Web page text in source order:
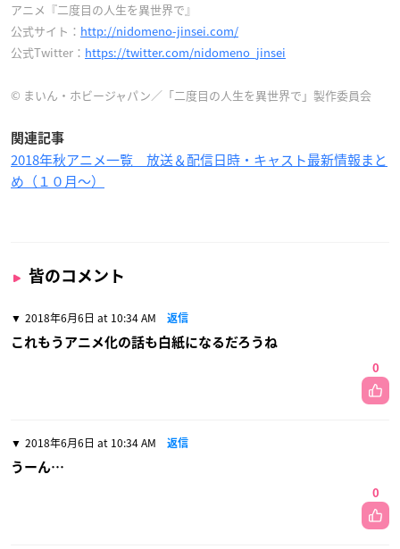
アニメ『二度目の人生を異世界で』
公式サイト： http://nidomeno-jinsei.com/
公式Twitter： https://twitter.com/nidomeno_jinsei
© まいん・ホビージャパン／「二度目の人生を異世界で」製作委員会
関連記事
2018年秋アニメ一覧 放送＆配信日時・キャスト最新情報まと
め（１０月〜）
皆のコメント
2018年6月6日 at 10:34 AM 返信
これもうアニメ化の話も白紙になるだろうね
0
2018年6月6日 at 10:34 AM 返信
うーん…
0